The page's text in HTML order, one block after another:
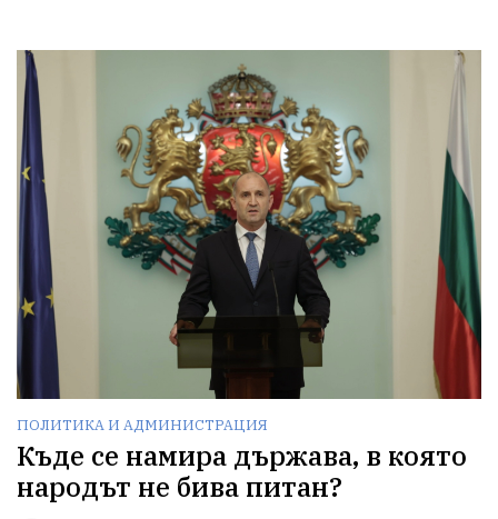
ПОЛИТИКА И АДМИНИСТРАЦИЯ
Къде се намира държава, в която
народът не бива питан?